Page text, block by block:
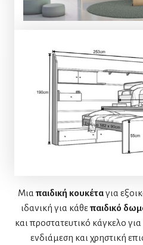
Μια παιδική κουκέταγια
ιδανική για κάθεπαιδικό
και προστατευτικό κάγκελο
ενδιάμεση και χρηστική